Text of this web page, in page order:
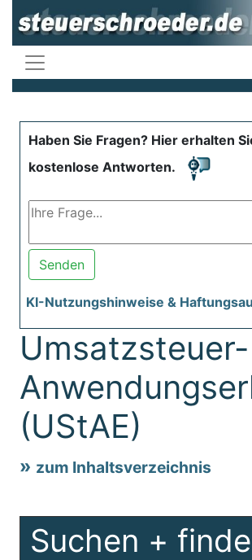
Haben Sie Fragen? Hier erhalten
kostenlose Antworten.
Senden
KI-Nutzungshinweise &
Umsatzsteuer-
(UStAE)
zum Inhaltsverzeichnis
Suchen +